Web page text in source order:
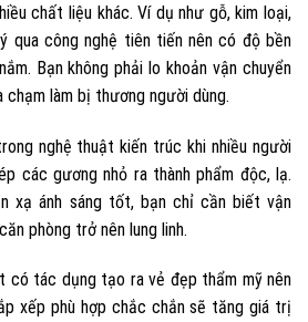
chất liệu khác. Ví dụ như gỗ, kim loại,
qua công nghệ tiên tiến nên có độ bền
Bạn không phải lo khoản vận chuyển
chạm làm bị thương người dùng.
nghệ thuật kiến trúc khi nhiều người
các gương nhỏ ra thành phẩm độc, lạ.
xạ ánh sáng tốt, bạn chỉ cần biết vận
phòng trở nên lung linh.
tác dụng tạo ra vẻ đẹp thẩm mỹ nên
xếp phù hợp chắc chắn sẽ tăng giá trị